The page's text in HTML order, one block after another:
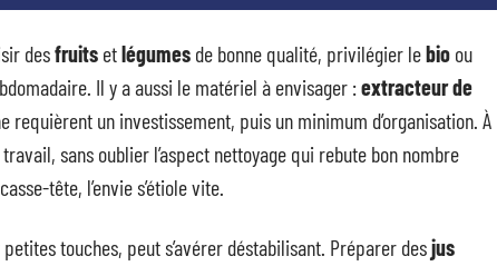
desfruits etlégumes de bonne qualité, privilégier lebio ou
Il y a aussi le matériel à envisager :extracteur de
requièrent un investissement, puis un minimum d’organisation. À
sans oublier l’aspect nettoyage qui rebute bon nombre
tête, l’envie s’étiole vite.
touches, peut s’avérer déstabilisant. Préparer desjus